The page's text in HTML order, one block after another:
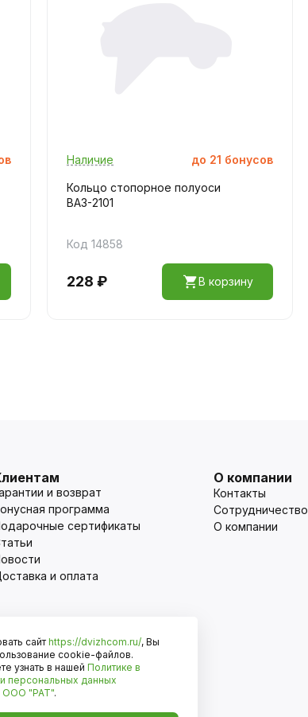
Наличие до 21 бонусов
Кольцо стопорное полуоси
ВАЗ-2101
Код 14858
228 ₽ В корзину
и возврат
программа
сертификаты
и оплата
О компании
Контакты
Сотрудничество
О компании
сайт https://dvizhcom.ru/, Вы
cookie-файлов.
узнать в нашей Политике в
персональных данных
ООО "РАТ".